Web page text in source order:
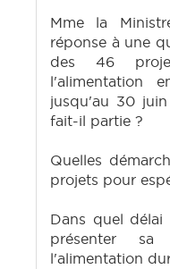
Mme la
réponse à une
des 46
l'alimentation
jusqu'au 30
fait-il partie ?
Quelles
projets pour
Dans quel délai
présenter
l'alimentation